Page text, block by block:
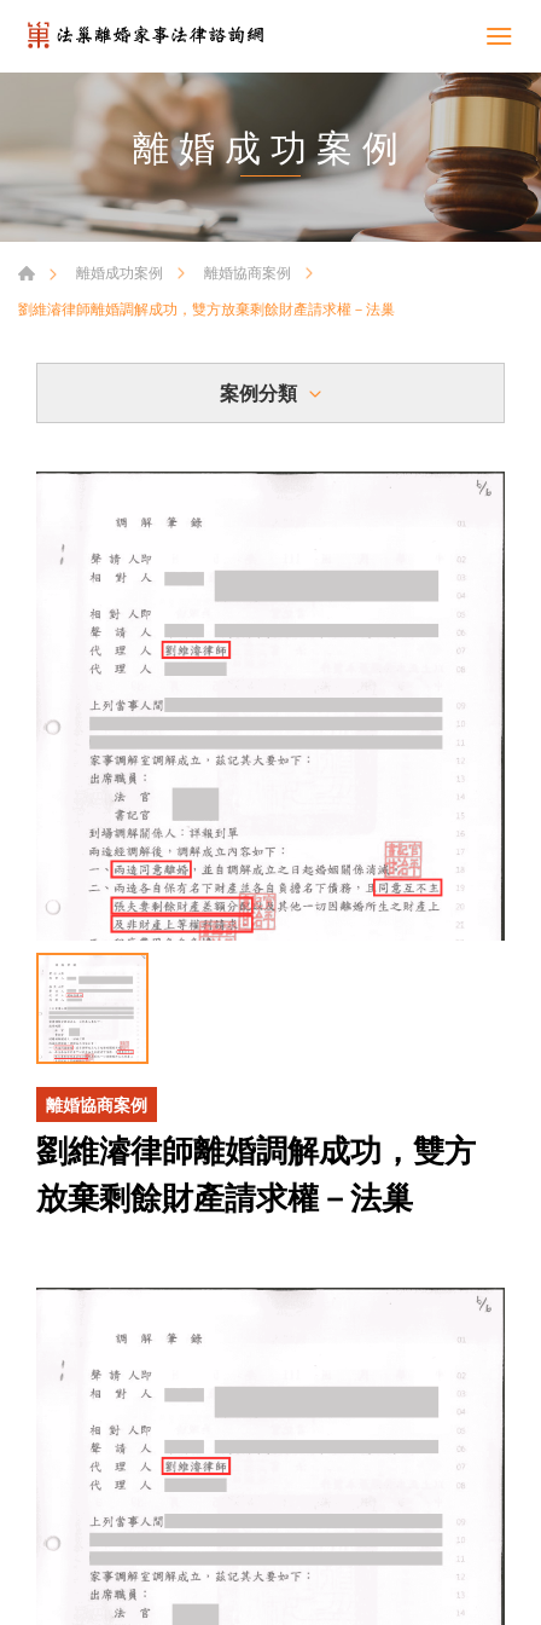
離婚成功案例
離婚成功案例
離婚協商案例
劉維濬律師離婚調解成功，雙方放棄剩餘財產請求權－法巢
案例分類
離婚協商案例
劉維濬律師離婚調解成功，雙方
放棄剩餘財產請求權－法巢